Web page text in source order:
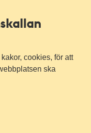
cookies, för att
ska